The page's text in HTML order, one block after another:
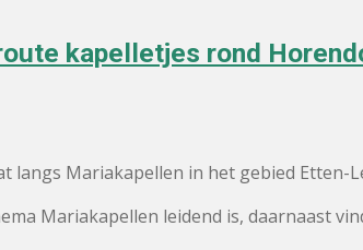
kapelletjes rond
Mariakapellen in het gebied Etten-
Mariakapellen leidend is, daarnaast